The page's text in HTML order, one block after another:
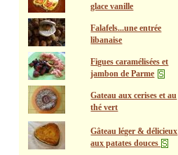
glace vanille
Falafels...une entrée
libanaise
Figues caramélisées et
jambon de Parme
Gateau aux cerises et au
thé vert
Gâteau léger & délicieux
aux patates douces